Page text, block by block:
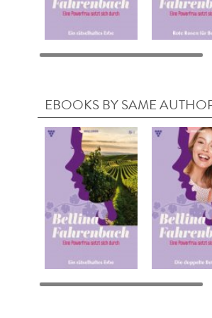
EBOOKS BY SAME